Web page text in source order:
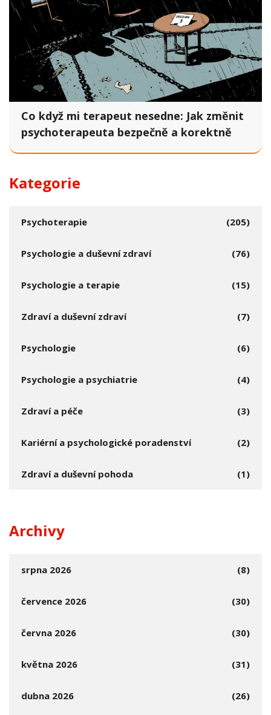
Co když mi terapeut nesedne: Jak změnit
psychoterapeuta bezpečně a korektně
Kategorie
Psychoterapie (205)
Psychologie a duševní zdraví (76)
Psychologie a terapie (15)
Zdraví a duševní zdraví (7)
Psychologie (6)
Psychologie a psychiatrie (4)
Zdraví a péče (3)
Kariérní a psychologické poradenství (2)
Zdraví a duševní pohoda (1)
Archivy
srpna 2026 (8)
července 2026 (30)
června 2026 (30)
května 2026 (31)
dubna 2026 (26)